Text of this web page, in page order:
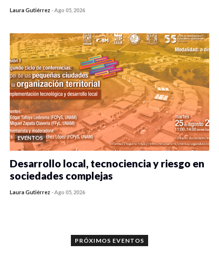
Laura Gutiérrez -Ago 05, 2026
EVENTOS
Desarrollo local, tecnociencia y riesgo en
sociedades complejas
Laura Gutiérrez -Ago 05, 2026
PRÓXIMOS EVENTOS